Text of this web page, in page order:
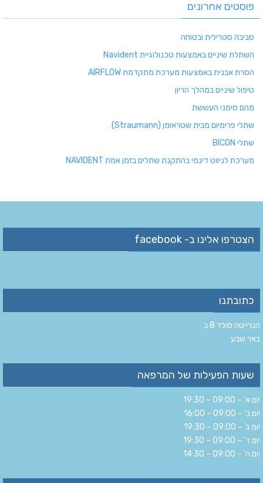
פוסטים אחרונים
סביבה סטרילית ובטוחה
השתלת שיניים באמצעות טכנולוגיית Navident
הסרת אבנית באמצעות מערכת מתקדמת AIRFLOW
טיפול שיניים במהלך הריון
מהם סימני העששת
שתלי פרימיום מבית שטראומן (Straumann)
שתלי BICON
מערכת לניווט דינמי בהתקנת שתלים בזמן אמת NAVIDENT
הצטרפו אלינו ב- facebook
כתובתנו
הנרייטה סולד 8 ב‏
‏באר שבע‏
שעות הפעילות של המרפאה
יום א' – 09:00 – 19:30
יום ב' – 09:00 – 16:00
יום ג' – 09:00 – 19:30
יום ד' – 09:00 – 19:30
יום ה' – 09:00 – 14:30